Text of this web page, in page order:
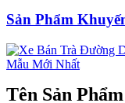
Sản Phẩm
Tên Sản